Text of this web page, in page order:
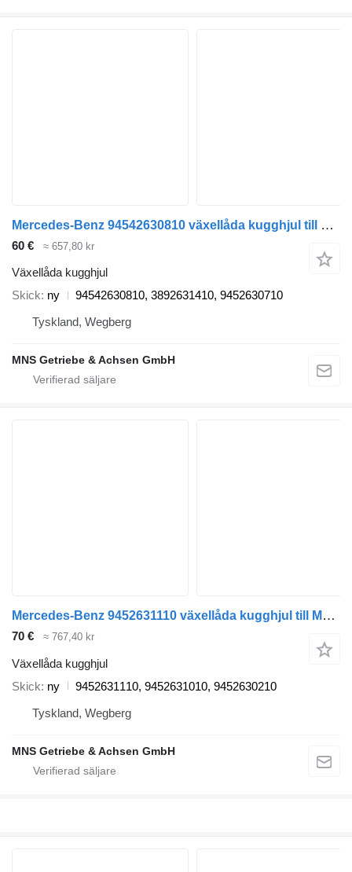
Mercedes-Benz 94542630810 växellåda kugghjul till Mercedes-Benz lastbil
60 € ≈ 657,80 kr
Växellåda kugghjul
Skick ny
94542630810, 3892631410, 9452630710
Tyskland, Wegberg
MNS Getriebe & Achsen GmbH
Mercedes-Benz 9452631110 växellåda kugghjul till Mercedes-Benz lastbil
70 € ≈ 767,40 kr
Växellåda kugghjul
Skick ny
9452631110, 9452631010, 9452630210
Tyskland, Wegberg
MNS Getriebe & Achsen GmbH